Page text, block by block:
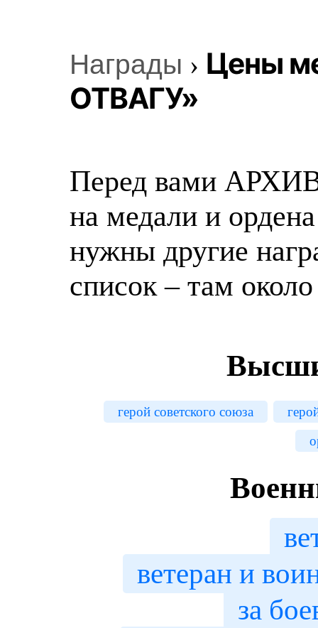
Награды › Цены
ОТВАГУ»
Перед вами АРХИВ
на медали и
нужны другие
список – там
герой советского союза
ветеран и
за